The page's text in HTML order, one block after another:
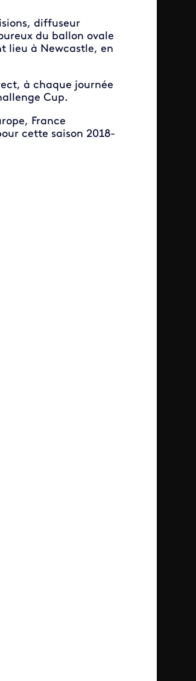
diffuseur
du ballon ovale
lieu à Newcastle, en
à chaque journée
Cup.
France
cette saison 2018-